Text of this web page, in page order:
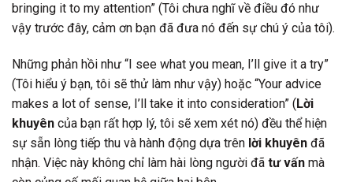
bringing it to my attention” (Tôi chưa nghĩ về điều đó như
vậy trước đây, cảm ơn bạn đã đưa nó đến sự chú ý của tôi).
Những phản hồi như “I see what you mean, I’ll give it a try”
(Tôi hiểu ý bạn, tôi sẽ thử làm như vậy) hoặc “Your advice
makes a lot of sense, I’ll take it into consideration” (Lời
khuyên của bạn rất hợp lý, tôi sẽ xem xét nó) đều thể hiện
sự sẵn lòng tiếp thu và hành động dựa trên lời khuyên đã
nhận. Việc này không chỉ làm hài lòng người đã tư vấn mà